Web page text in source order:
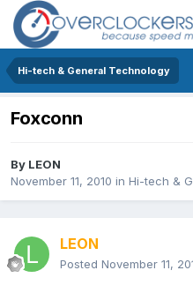
Hi-tech & General Technology
Foxconn
By LEON
November 11, 2010 in Hi-tech &
LEON
Posted November 11,